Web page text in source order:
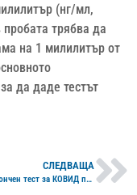
(нг/мл,
трябва да
на 1 милилитър от
да даде тестът
СЛЕДВАЩА
Щадящ слюнчен тест за КОВИД подходящ и за бебета – указания за употреба